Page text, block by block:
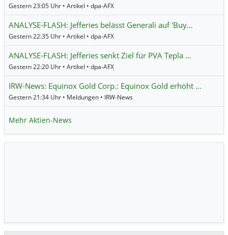
Gestern 23:05 Uhr • Artikel • dpa-AFX
ANALYSE-FLASH: Jefferies belässt Generali auf 'Buy…
Gestern 22:35 Uhr • Artikel • dpa-AFX
ANALYSE-FLASH: Jefferies senkt Ziel für PVA Tepla …
Gestern 22:20 Uhr • Artikel • dpa-AFX
IRW-News: Equinox Gold Corp.: Equinox Gold erhöht …
Gestern 21:34 Uhr • Meldungen • IRW-News
Mehr Aktien-News